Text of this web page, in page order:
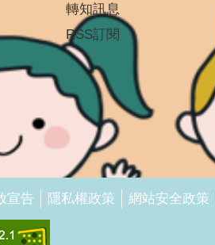
轉知訊息
RSS訂閱
宣告 隱私權政策 網站安全政策